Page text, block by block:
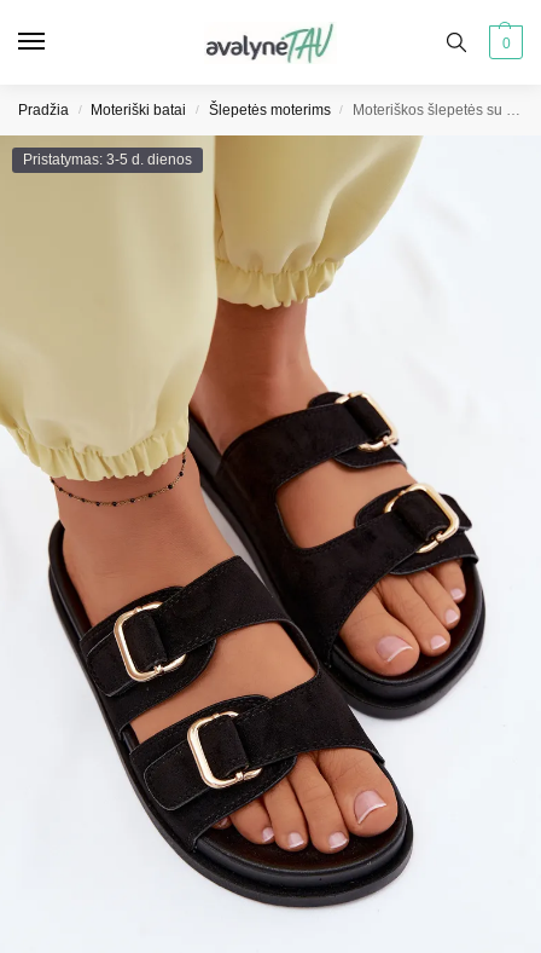
0
Pradžia / Moteriški batai / Šlepetės moterims / Moteriškos šlepetės su auksinėmis sagtimis juodos Pelorin
Pristatymas: 3-5 d. dienos